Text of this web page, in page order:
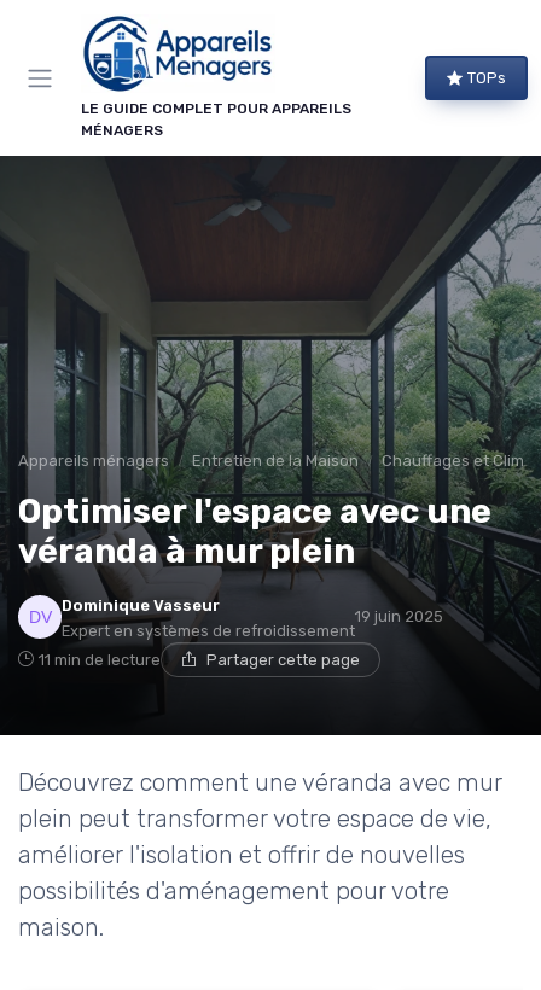
LE GUIDE COMPLET POUR APPAREILS
MÉNAGERS
TOPs
Appareils ménagers Entretien de la Maison Chauffages et
Optimiser l'espace avec une
véranda à mur plein
Dominique Vasseur
Expert en systèmes de refroidissement
19 juin 2025
11 min de lecture Partager cette page
Découvrez comment une véranda avec mur
plein peut transformer votre espace de vie,
améliorer l'isolation et offrir de nouvelles
possibilités d'aménagement pour votre
maison.
Panneau de gestion des cookies